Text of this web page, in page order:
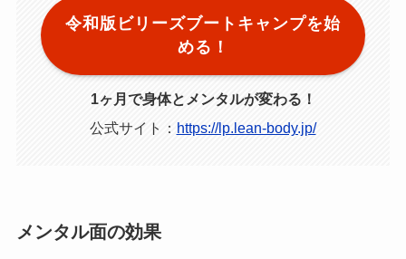
令和版ビリーズブートキャンプを始
める！
1ヶ月で身体とメンタルが変わる！
公式サイト： https://lp.lean-body.jp/
メンタル面の効果